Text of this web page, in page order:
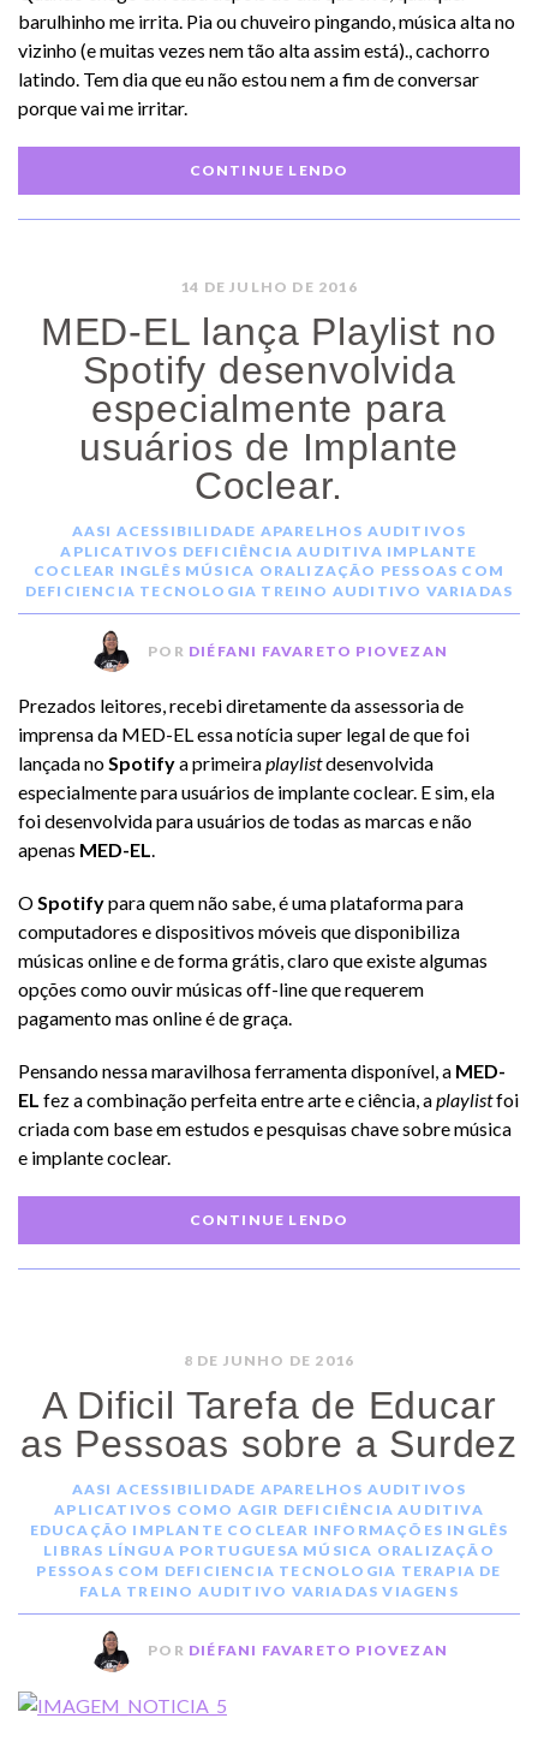
barulhinho me irrita. Pia ou chuveiro pingando, música alta no
vizinho (e muitas vezes nem tão alta assim está)., cachorro
latindo. Tem dia que eu não estou nem a fim de conversar
porque vai me irritar.
CONTINUE LENDO
14 DE JULHO DE 2016
MED-EL lança Playlist no
Spotify desenvolvida
especialmente para
usuários de Implante
Coclear.
AASI ACESSIBILIDADE APARELHOS AUDITIVOS
APLICATIVOS DEFICIÊNCIA AUDITIVA IMPLANTE
COCLEAR INGLÊS MÚSICA ORALIZAÇÃO PESSOAS COM
DEFICIENCIA TECNOLOGIA TREINO AUDITIVO VARIADAS
POR DIÉFANI FAVARETO PIOVEZAN
Prezados leitores, recebi diretamente da assessoria de
imprensa da MED-EL essa notícia super legal de que foi
lançada noSpotifya primeiraplaylistdesenvolvida
especialmente para usuários de implante coclear. E sim, ela
foi desenvolvida para usuários de todas as marcas e não
apenas MED-EL.
OSpotifypara quem não sabe, é uma plataforma para
computadores e dispositivos móveis que disponibiliza
músicas online e de forma grátis, claro que existe algumas
opções como ouvir músicas off-line que requerem
pagamento mas online é de graça.
Pensando nessa maravilhosa ferramenta disponível, a MED-
EL fez a combinação perfeita entre arte e ciência, aplaylistfoi
criada com base em estudos e pesquisas chave sobre música
e implante coclear.
CONTINUE LENDO
8 DE JUNHO DE 2016
A Dificil Tarefa de Educar
as Pessoas sobre a Surdez
AASI ACESSIBILIDADE APARELHOS AUDITIVOS
APLICATIVOS COMO AGIR DEFICIÊNCIA AUDITIVA
EDUCAÇÃO IMPLANTE COCLEAR INFORMAÇÕES INGLÊS
LIBRAS LÍNGUA PORTUGUESA MÚSICA ORALIZAÇÃO
PESSOAS COM DEFICIENCIA TECNOLOGIA TERAPIA DE
FALA TREINO AUDITIVO VARIADAS VIAGENS
POR DIÉFANI FAVARETO PIOVEZAN